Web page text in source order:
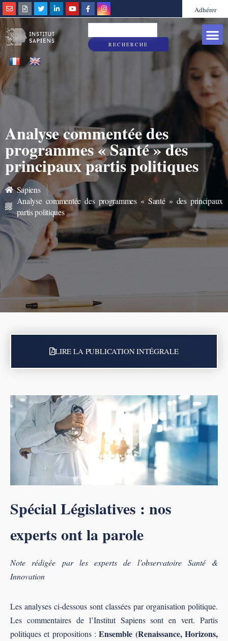
Adhérer
RECHERCHE
Analyse commentée des
programmes « Santé » des
principaux partis politiques
Sapiens
Analyse commentée des programmes « Santé » des principaux
partis politiques
LIRE LA PUBLICATION INTÉGRALE
Spécial Législatives : nos
experts ont la parole
Note rédigée par les experts de l’observatoire Santé &
Innovation
Les analyses ci-dessous sont classées par organisation politique.
Les commentaires de l’Institut Sapiens sont en vert. Partis
politiques et propositions :Ensemble (Renaissance, Horizons,